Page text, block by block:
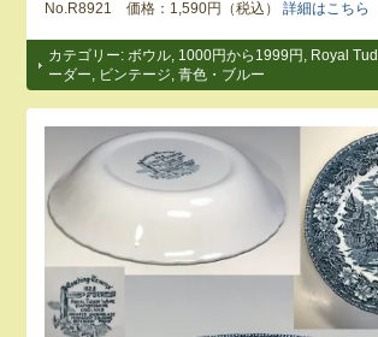
No.R8921 価格：1,590円（税込）詳細はこちら
カテゴリー: ボウル 1000円から1999円
Royal
ーダー
ビンテージ ,青色・ブルー